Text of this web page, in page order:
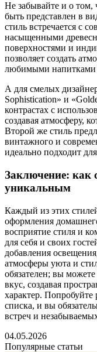
Не забывайте и о том,
быть представлен в
стиль встречается с
насыщенными
поверхностями и
позволяет создать
любимыми напитками
А для смелых
Sophistication» и
контрастах с
создавая атмосферу,
Второй же стиль
винтажного и
идеально подходит
Заключение: как
уникальным
Каждый из этих
оформления
восприятие стиля и
для себя и своих
добавления
атмосферы уюта и
обязателен; вы
вкус, создавая
характер. Попробуйте
списка, и вы
встреч и
04.05.2026
Популярные статьи